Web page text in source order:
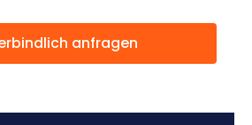
anfragen